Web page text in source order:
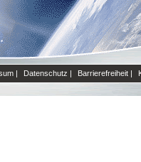
| Datenschutz | Barrierefreiheit |